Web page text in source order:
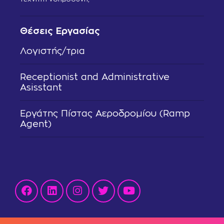
Θέσεις Εργασίας
Λογιστής/τρια
Receptionist and Administrative
Asisstant
Εργάτης Πίστας Αεροδρομίου (Ramp
Agent)